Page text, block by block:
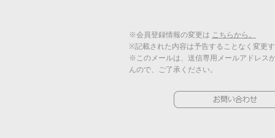
※会員登録情報の変更は こちらから。
※記載された内容は予告することなく変更
※このメールは、送信専用メールアドレス
んので、ご了承ください。